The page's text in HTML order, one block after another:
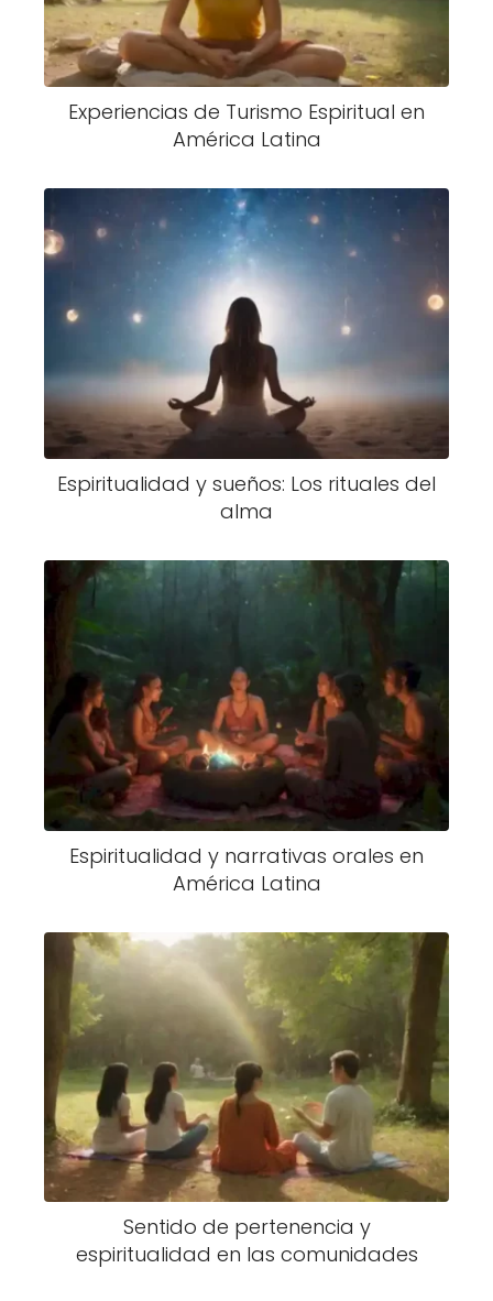
Experiencias de Turismo Espiritual en
América Latina
Espiritualidad y sueños: Los rituales del
alma
Espiritualidad y narrativas orales en
América Latina
Sentido de pertenencia y
espiritualidad en las comunidades